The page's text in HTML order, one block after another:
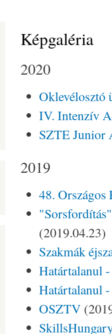
Képgaléria
2020
Oklevélosztó
IV. Intenzív
SZTE Junior
2019
48. Országos
(2019.04.23)
Szakmák
Határtalanul
Határtalanul
OSZTV